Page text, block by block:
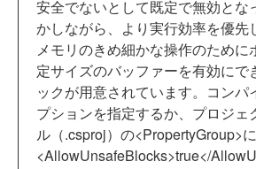
安全でないとして既定で無効とな
かしながら、より実行効率を優先
メモリのきめ細かな操作のために
定サイズのバッファーを有効にで
ックが用意されています。コンパ
プションを指定するか、プロジェ
ル（.csproj）の<PropertyGroup>に
<AllowUnsafeBlocks>true</